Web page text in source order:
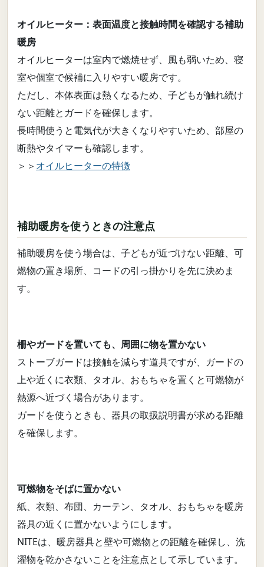
オイルヒーター：表面温度と接触時間を確認する補助
暖房
オイルヒーターは室内で燃焼せず、風も弱いため、寝
室や個室で候補に入りやすい暖房です。
ただし、本体表面は熱くなるため、子どもが触れ続け
ない距離とガードを確保します。
長時間使うと電気代が大きくなりやすいため、部屋の
断熱やタイマーも確認します。
＞＞ オイルヒーターの特徴
補助暖房を使うときの注意点
補助暖房を使う場合は、子どもが近づけない距離、可
燃物の置き場所、コードの引っ掛かりを先に決めま
す。
柵やガードを置いても、周囲に物を置かない
ストーブガードは接触を減らす道具ですが、ガードの
上や近くに衣類、タオル、おもちゃを置くと可燃物が
熱源へ近づく場合があります。
ガードを使うときも、器具の取扱説明書が求める距離
を確保します。
可燃物をそばに置かない
紙、衣類、布団、カーテン、タオル、おもちゃを暖房
器具の近くに置かないようにします。
NITEは、暖房器具と壁や可燃物との距離を確保し、洗
濯物を乾かさないことを注意点として示しています。